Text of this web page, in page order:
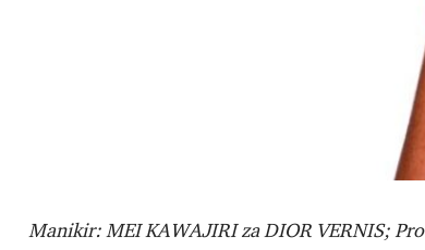
Manikir: MEI KAWAJIRI za DIOR VERNIS;